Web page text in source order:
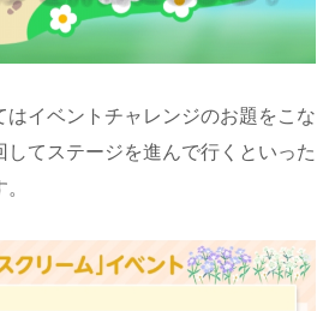
はイベントチャレンジのお題をこな
してステージを進んで行くといった